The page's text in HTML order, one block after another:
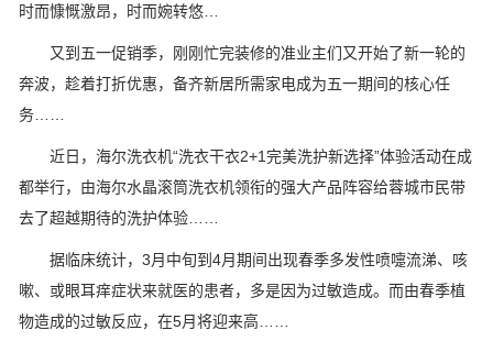
时而慷慨激昂，时而婉转悠…
又到五一促销季，刚刚忙完装修的准业主们又开始了新一轮的
奔波，趁着打折优惠，备齐新居所需家电成为五一期间的核心任
务……
近日，海尔洗衣机“洗衣干衣2+1完美洗护新选择”体验活动在成
都举行，由海尔水晶滚筒洗衣机领衔的强大产品阵容给蓉城市民带
去了超越期待的洗护体验……
据临床统计，3月中旬到4月期间出现春季多发性喷嚏流涕、咳
嗽、或眼耳痒症状来就医的患者，多是因为过敏造成。而由春季植
物造成的过敏反应，在5月将迎来高……